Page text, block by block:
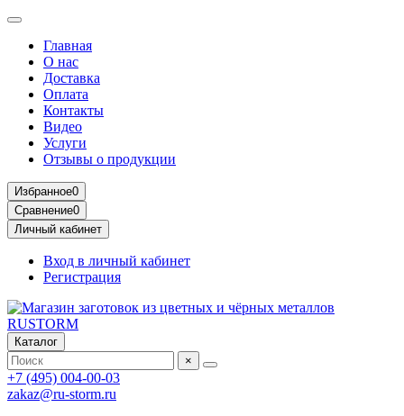
Главная
О нас
Доставка
Оплата
Контакты
Видео
Услуги
Отзывы о продукции
Избранное0
Сравнение0
Личный кабинет
Вход в личный кабинет
Регистрация
Каталог
×
+7 (495) 004-00-03
zakaz@ru-storm.ru